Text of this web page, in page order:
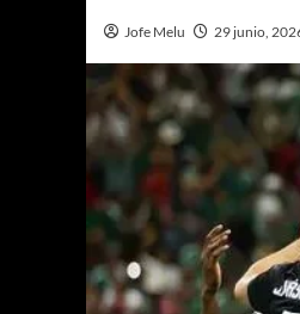
Jofe Melu 29 junio,